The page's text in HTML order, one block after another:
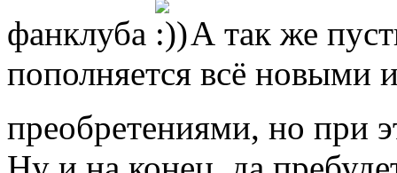
фанклуба
А так же
пополняется всё
преобретениями, но при